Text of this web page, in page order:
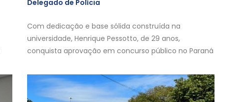
Delegado de Polícia
Com dedicação e base sólida construída na
universidade, Henrique Pessotto, de 29 anos,
conquista aprovação em concurso público no Paraná